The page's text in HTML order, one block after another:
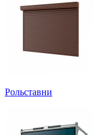
Рольставни